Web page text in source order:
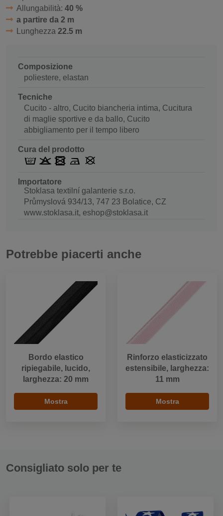
Allungabilità: 40 %
a partire da 2 m
Lunghezza 22.5 m
Composizione
poliestere, elastan
Tecniche
Cucito - altro, Cucito biancheria intima, Cucitura
di maglie sportive e da ballo, Cucito
abbigliamento per il tempo libero
Cura del prodotto
Importatore
Stoklasa textilní galanterie s.r.o.
Průmyslová 934/13, 747 23 Bolatice, CZ
www.stoklasa.it, eshop@stoklasa.it
Potrebbe piacerti anche
Bordo elastico
ripiegabile, lucido,
larghezza: 20 mm
Mostra
Rinforzo elasticizzato
estensibile, larghezza:
11 mm
Mostra
Consigliato solo per te